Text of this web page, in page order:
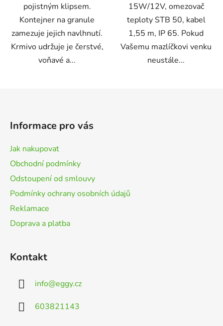
pojistným klipsem.
Kontejner na granule
zamezuje jejich navlhnutí.
Krmivo udržuje je čerstvé,
voňavé a...
15W/12V, omezovač
teploty STB 50, kabel
1,55 m, IP 65. Pokud
Vašemu mazlíčkovi venku
neustále...
Informace pro vás
Jak nakupovat
Obchodní podmínky
Odstoupení od smlouvy
Podmínky ochrany osobních údajů
Reklamace
Doprava a platba
Kontakt
info@eggy.cz
603821143